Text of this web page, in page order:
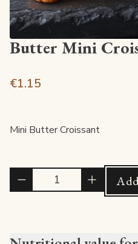
Butter Mini
€1.15
Mini Butter Croissant